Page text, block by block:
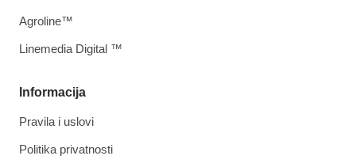
Informacija
Pravila i uslovi
Politika privatnosti
Agroline™
Linemedia Digital ™